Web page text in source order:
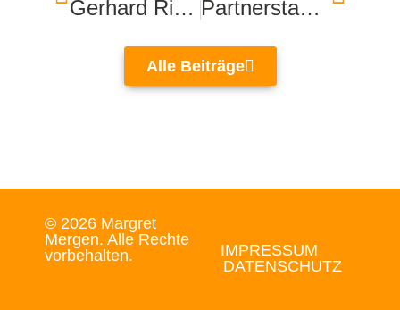
Gerhard Richter im Museum Frieder Burda Partnerstadt Menton feiert traditionelles Zitronenfest
Alle Beiträge
© 2026 Margret
Mergen. Alle Rechte
vorbehalten.
IMPRESSUM
DATENSCHUTZ